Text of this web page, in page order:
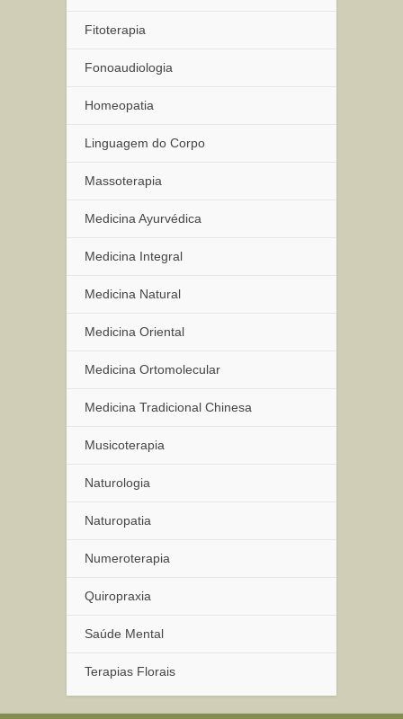
Fitoterapia
Fonoaudiologia
Homeopatia
Linguagem do Corpo
Massoterapia
Medicina Ayurvédica
Medicina Integral
Medicina Natural
Medicina Oriental
Medicina Ortomolecular
Medicina Tradicional Chinesa
Musicoterapia
Naturologia
Naturopatia
Numeroterapia
Quiropraxia
Saúde Mental
Terapias Florais